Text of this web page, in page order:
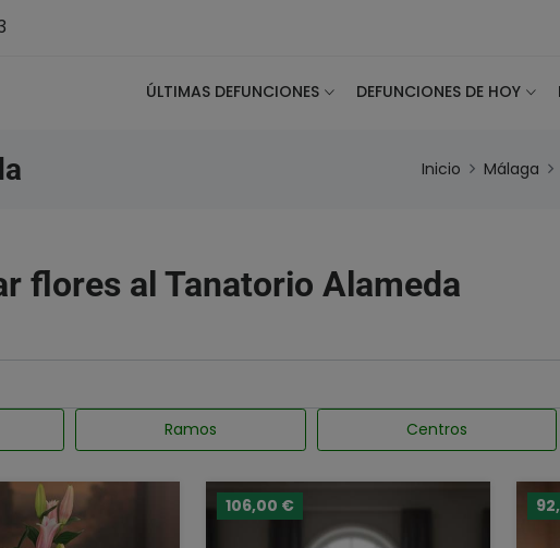
ÚLTIMAS DEFUNCIONES DEFUNCIONES DE HOY
Inicio Málaga
flores al Tanatorio Alameda
Ramos Centros
106,00 €